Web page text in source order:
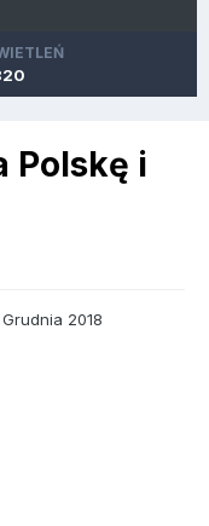
Polskę i
2018